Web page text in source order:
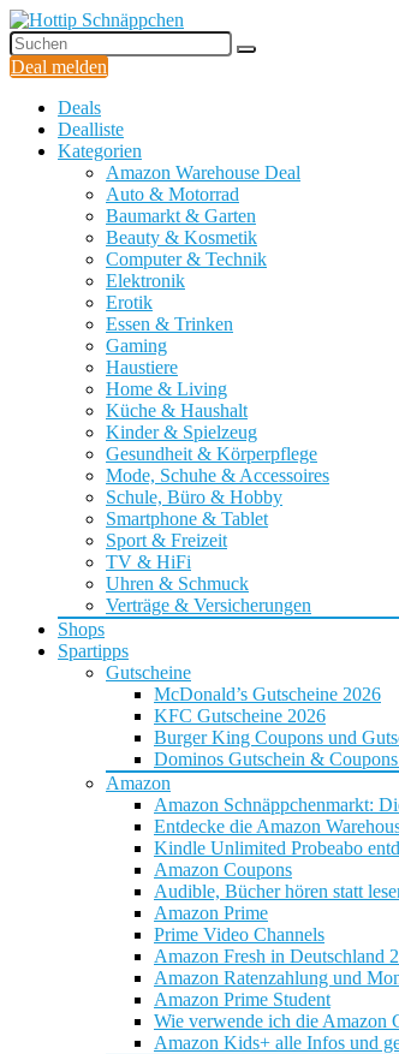
Deal melden
Deals
Dealliste
Kategorien
Amazon Warehouse Deal
Auto & Motorrad
Baumarkt & Garten
Beauty & Kosmetik
Computer & Technik
Elektronik
Erotik
Essen & Trinken
Gaming
Haustiere
Home & Living
Küche & Haushalt
Kinder & Spielzeug
Gesundheit & Körperpflege
Mode, Schuhe & Accessoires
Schule, Büro & Hobby
Smartphone & Tablet
Sport & Freizeit
TV & HiFi
Uhren & Schmuck
Verträge & Versicherungen
Shops
Spartipps
Gutscheine
McDonald’s Gutscheine 2026
KFC Gutscheine 2026
Burger King Coupons und
Dominos Gutschein &
Amazon
Amazon Schnäppchenmarkt:
Entdecke die Amazon
Kindle Unlimited Probeabo
Amazon Coupons
Audible, Bücher hören statt
Amazon Prime
Prime Video Channels
Amazon Fresh in Deutschland
Amazon Ratenzahlung und
Amazon Prime Student
Wie verwende ich die Amazon
Amazon Kids+ alle Infos und